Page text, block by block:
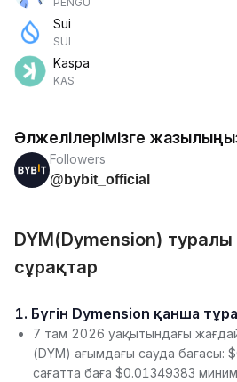
Sui
SUI
Kaspa
KAS
Әлжелілерімізге
Followers
@bybit_official
DYM(Dymension)
сұрақтар
1. Бүгін Dymension қанша
7 там 2026 уақытындағы
(DYM) ағымдағы сауда бағасы:
сағатта баға $0.01349383